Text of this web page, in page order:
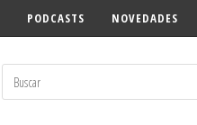
PODCASTS NOVEDADES
Search